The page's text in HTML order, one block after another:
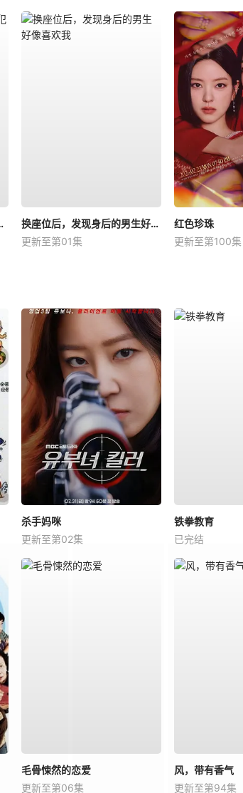
〜第二季
换座位后，发现身后的男生好像喜欢我
更新至第01集
红色珍珠
更新至第100集
杀手妈咪
更新至第02集
铁拳教育
已完结
毛骨悚然的恋爱
更新至第06集
风，带有香气
更新至第94集